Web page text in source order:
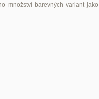
množství barevných variant jako